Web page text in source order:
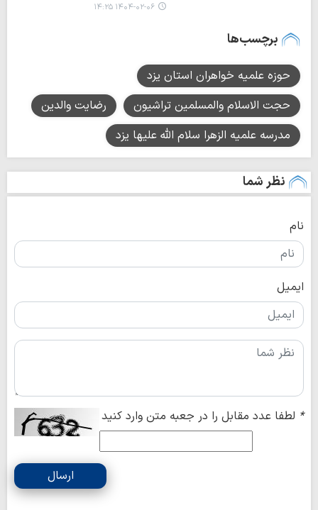
۱۴۰۴-۰۲-۰۶ ۱۴:۲۵
برچسب‌ها
حوزه علمیه خواهران استان یزد
حجت الاسلام والمسلمین تراشیون
رضایت والدین
مدرسه علمیه الزهرا سلام الله علیها یزد
نظر شما
نام
ایمیل
* لطفا عدد مقابل را در جعبه متن وارد کنید
ارسال